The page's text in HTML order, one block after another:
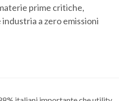
prime critiche,
a zero emissioni